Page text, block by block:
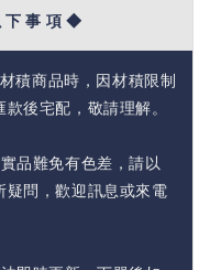
下 事 項 ◆
積商品時，因材積限制
後宅配，敬請理解。
品難免有色差，請以
問，歡迎訊息或來電